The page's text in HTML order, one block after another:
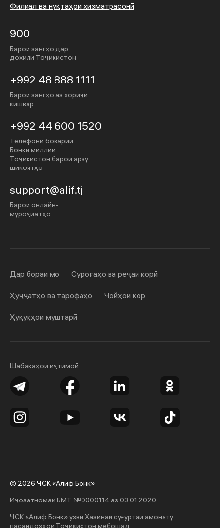
Филиал ва нуқтаҳои хизматрасонӣ
900
Барои зангҳо дар
дохили Тоҷикистон
+992 48 888 1111
Барои зангҳо аз хориҷи
кишвар
+992 44 600 1520
Телефони боварии
Бонки миллии
Тоҷикистон барои арзу
шикоятҳо
support@alif.tj
Барои онлайн-
муроҷиатҳо
Шабакаҳои иҷтимоӣ
Дар бораи мо Суроғаҳо ва реҷаи корӣ
Ҳуҷҷатҳо ва тарофаҳо Ҷойҳои кор
Ҳуқуқҳои муштарӣ
© 2026 ҶСК «Алиф Бонк»
Иҷозатномаи БМТ №0000114 аз 03.01.2020
ҶСК «Алиф Бонк» узви Хазинаи суғуртаи амонату
пасандозҳои Тоҷикистон мебошад